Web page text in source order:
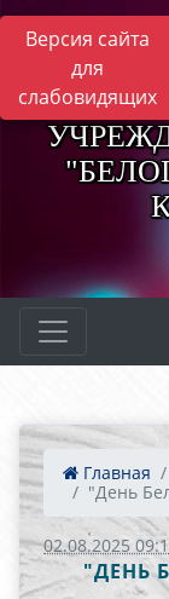
Версия сайта
для
слабовидящих
Главная
"День
02.08.2025
"ДЕНЬ